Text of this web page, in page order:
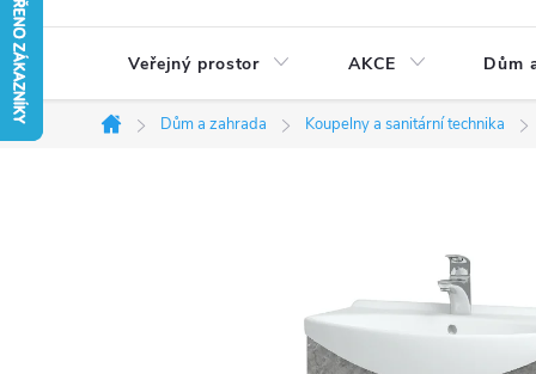
Veřejný prostor AKCE Dům
Domů
Dům a zahrada Koupelny a sanitární technika